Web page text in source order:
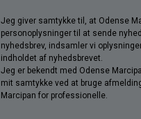
Jeg giver samtykke til, at Odense
personoplysninger til at sende
nyhedsbrev, indsamler vi
indholdet af nyhedsbrevet.
Jeg er bekendt med Odense
mit samtykke ved at bruge
Marcipan for professionelle.